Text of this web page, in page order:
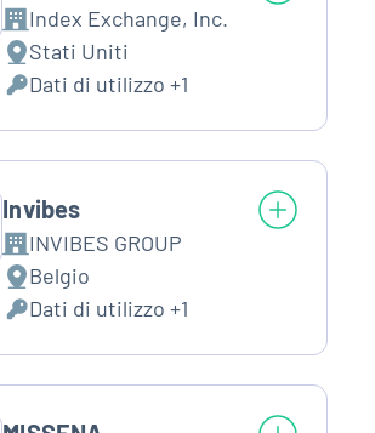
Azienda:
Index Exchange, Inc.
Luogo
del
trattamento:
Stati Uniti
Dati
Personali
trattati:
Dati di utilizzo +1
Invibes
Azienda:
INVIBES GROUP
Luogo
del
trattamento:
Belgio
Dati
Personali
trattati:
Dati di utilizzo +1